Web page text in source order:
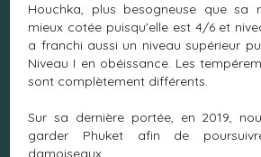
Houchka, plus besogneuse que sa
mieux cotée puisqu'elle est 4/6 et
a franchi aussi un niveau supérieur
Niveau I en obéissance. Les
sont complètement différents.
Sur sa dernière portée, en 2019,
garder Phuket afin de
damoiseaux.